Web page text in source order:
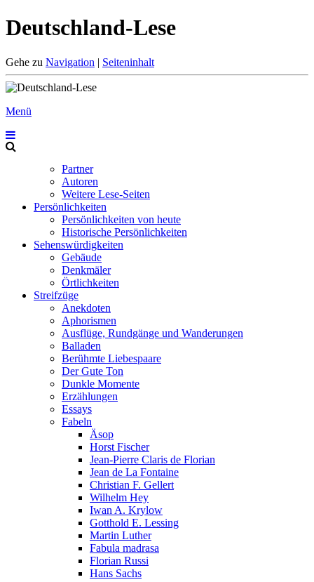
Deutschland-Lese
Gehe zu Navigation | Seiteninhalt
Menü
Partner
Autoren
Weitere Lese-Seiten
Persönlichkeiten
Persönlichkeiten von heute
Historische Persönlichkeiten
Sehenswürdigkeiten
Gebäude
Denkmäler
Örtlichkeiten
Streifzüge
Anekdoten
Aphorismen
Ausflüge, Rundgänge und Wanderungen
Balladen
Berühmte Liebespaare
Der Gute Ton
Dunkle Momente
Erzählungen
Essays
Fabeln
Äsop
Horst Fischer
Jean-Pierre Claris de Florian
Jean de La Fontaine
Christian F. Gellert
Wilhelm Hey
Iwan A. Krylow
Gotthold E. Lessing
Martin Luther
Fabula madrasa
Florian Russi
Hans Sachs